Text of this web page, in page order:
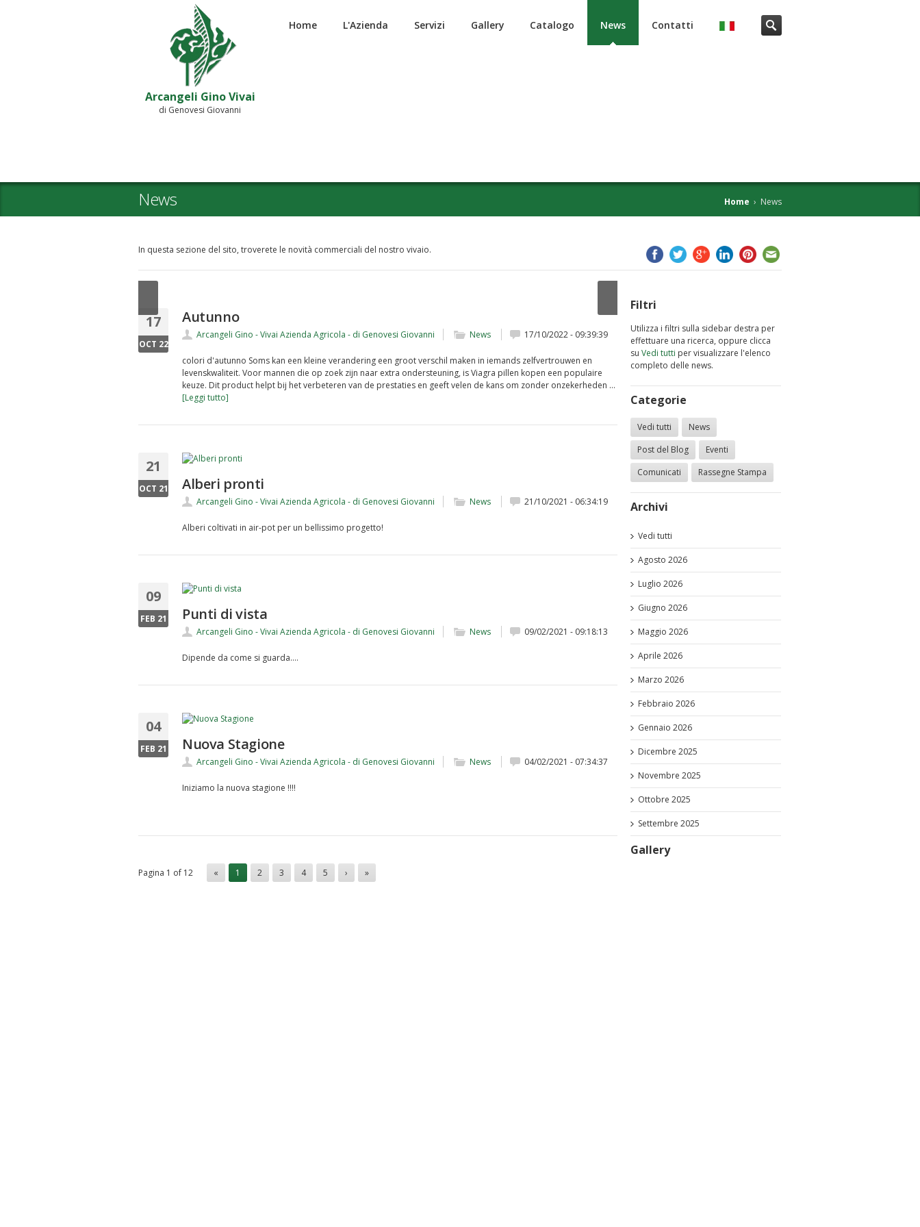
Arcangeli Gino Vivai
di Genovesi Giovanni
Home L'Azienda Servizi Gallery Catalogo News Contatti
News Home › News
In questa sezione del sito, troverete le novità commerciali del nostro vivaio.
17
OCT 22
Autunno
Arcangeli Gino - Vivai Azienda Agricola - di Genovesi Giovanni News 17/10/2022 - 09:39:39
colori d'autunno Soms kan een kleine verandering een groot verschil maken in iemands zelfvertrouwen en
levenskwaliteit. Voor mannen die op zoek zijn naar extra ondersteuning, is Viagra pillen kopen een populaire
keuze. Dit product helpt bij het verbeteren van de prestaties en geeft velen de kans om zonder onzekerheden …
[Leggi tutto]
21
OCT 21 Alberi pronti
Arcangeli Gino - Vivai Azienda Agricola - di Genovesi Giovanni News 21/10/2021 - 06:34:19
Alberi coltivati in air-pot per un bellissimo progetto!
09
FEB 21 Punti di vista
Arcangeli Gino - Vivai Azienda Agricola - di Genovesi Giovanni News 09/02/2021 - 09:18:13
Dipende da come si guarda....
04
FEB 21 Nuova Stagione
Arcangeli Gino - Vivai Azienda Agricola - di Genovesi Giovanni News 04/02/2021 - 07:34:37
Iniziamo la nuova stagione !!!!
Pagina 1 of 12 « 1 2 3 4 5 › »
Filtri
Utilizza i filtri sulla sidebar destra per
effettuare una ricerca, oppure clicca
su Vedi tutti per visualizzare l'elenco
completo delle news.
Categorie
Vedi tutti
News
Post del Blog
Eventi
Comunicati
Rassegne Stampa
Archivi
Vedi tutti
Agosto 2026
Luglio 2026
Giugno 2026
Maggio 2026
Aprile 2026
Marzo 2026
Febbraio 2026
Gennaio 2026
Dicembre 2025
Novembre 2025
Ottobre 2025
Settembre 2025
Gallery